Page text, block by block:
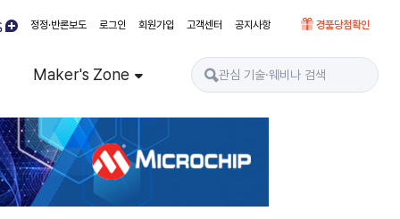
정정·반론보도 로그인 회원가입 고객센터 공지사항 경품당첨확인
Maker's Zone